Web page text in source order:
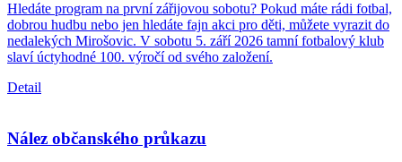
Hledáte program na první zářijovou sobotu? Pokud máte rádi fotbal,
dobrou hudbu nebo jen hledáte fajn akci pro děti, můžete vyrazit do
nedalekých Mirošovic. V sobotu 5. září 2026 tamní fotbalový klub
slaví úctyhodné 100. výročí od svého založení.
Detail
Nález občanského průkazu